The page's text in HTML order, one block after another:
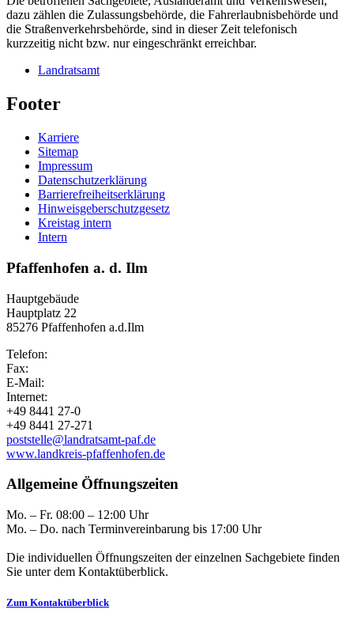
dazu zählen die Zulassungsbehörde, die Fahrerlaubnisbehörde und
die Straßenverkehrsbehörde, sind in dieser Zeit telefonisch
kurzzeitig nicht bzw. nur eingeschränkt erreichbar.
Landratsamt
Footer
Karriere
Sitemap
Impressum
Datenschutzerklärung
Barrierefreiheitserklärung
Hinweisgeberschutzgesetz
Kreistag intern
Intern
Pfaffenhofen a. d. Ilm
Hauptgebäude
Hauptplatz 22
85276 Pfaffenhofen a.d.Ilm
Telefon:
Fax:
E-Mail:
Internet:
+49 8441 27-0
+49 8441 27-271
poststelle@landratsamt-paf.de
www.landkreis-pfaffenhofen.de
Allgemeine Öffnungszeiten
Mo. – Fr. 08:00 – 12:00 Uhr
Mo. – Do. nach Terminvereinbarung bis 17:00 Uhr
Die individuellen Öffnungszeiten der einzelnen Sachgebiete finden
Sie unter dem Kontaktüberblick.
Zum Kontaktüberblick